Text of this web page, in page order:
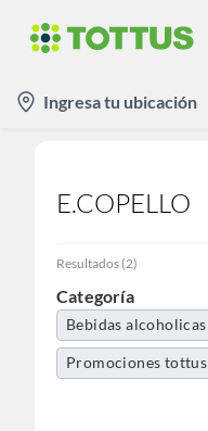
location-
icon
Ingresa tu ubicación
E.COPELLO
Resultados (2)
Categoría
Bebidas alcoholicas
Promociones tottus